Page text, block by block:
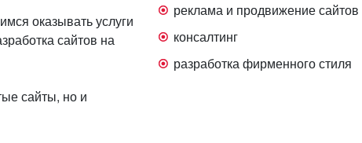
оказывать услуги
сайтов на
сайты, но и
реклама и продвижение сайтов
консалтинг
разработка фирменного стиля